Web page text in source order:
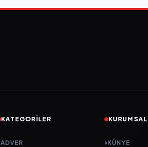
KATEGORILER
ADVER
KURUMSAL
KÜNYE